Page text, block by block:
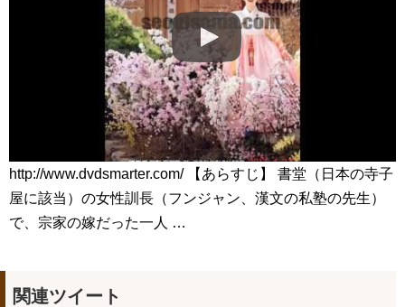
21世紀の大君夫人DUET💓#韓国ドラマ #21世紀の大君夫人
#disneyplus #iu #byeonwooseok
「違う（ちがう）・異なる」を韓国語では？「다르다（タル
ダ）」の意味・使い方について
について
「退屈だ・暇だ」を韓国語では？「심심하다（シムシマダ）」
の意味・使い方について
■韓国ドラマ『キング～Two Hearts』予告動画（日本語字幕）
yoon kyun sang
HSF(126)-윤균상 서울숲 벤치 (YUN Kyunsang)(4)September::
Healing in Seoul Forest (서울숲)
yoon kyun sang
ユン・ギュンサン主演「潜入弁護人」第1回特別公開！
ハン・ヘジン 한혜진 – Still We (여전히 우리는)
http://www.dvdsmarter.com/ 【あらすじ】 書堂（日本の寺子
屋に該当）の女性訓長（フンジャン、漢文の私塾の先生）
で、宗家の嫁だった一人 …
関連ツイート